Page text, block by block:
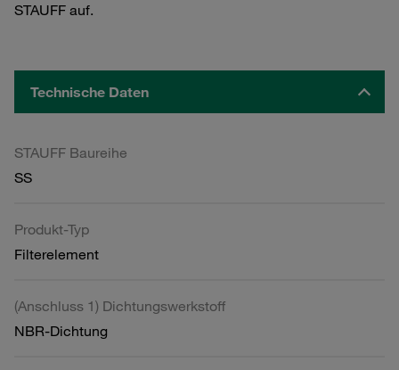
STAUFF auf.
Technische Daten
STAUFF Baureihe
SS
Produkt-Typ
Filterelement
(Anschluss 1) Dichtungswerkstoff
NBR-Dichtung